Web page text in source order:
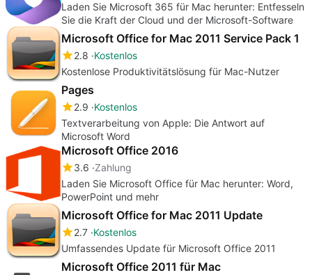
Laden Sie Microsoft 365 für Mac herunter: Entfesseln
Sie die Kraft der Cloud und der Microsoft-Software
Microsoft Office for Mac 2011 Service Pack 1
2.8 Kostenlos
Kostenlose Produktivitätslösung für Mac-Nutzer
Pages
2.9 Kostenlos
Textverarbeitung von Apple: Die Antwort auf
Microsoft Word
Microsoft Office 2016
3.6 Zahlung
Laden Sie Microsoft Office für Mac herunter: Word,
PowerPoint und mehr
Microsoft Office for Mac 2011 Update
2.7 Kostenlos
Umfassendes Update für Microsoft Office 2011
Microsoft Office 2011 für Mac